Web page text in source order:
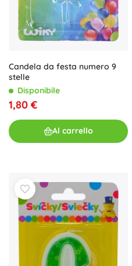
Candela da festa numero 9
stelle
Disponibile
1,80 €
Al carrello